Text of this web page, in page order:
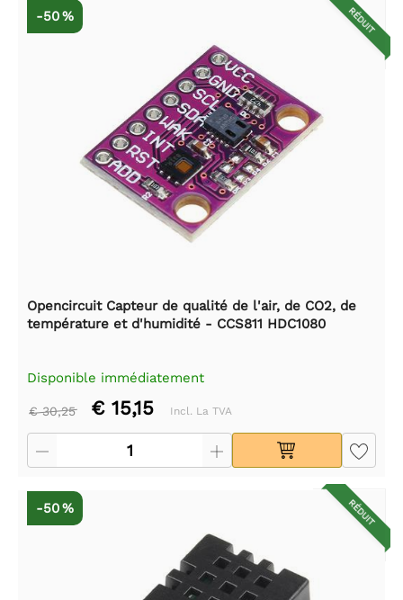
RÉDUIT
-50 %
Opencircuit Capteur de qualité de l'air, de CO2, de
température et d'humidité - CCS811 HDC1080
Disponible immédiatement
€ 30,25 € 15,15 Incl. La TVA
RÉDUIT
-50 %